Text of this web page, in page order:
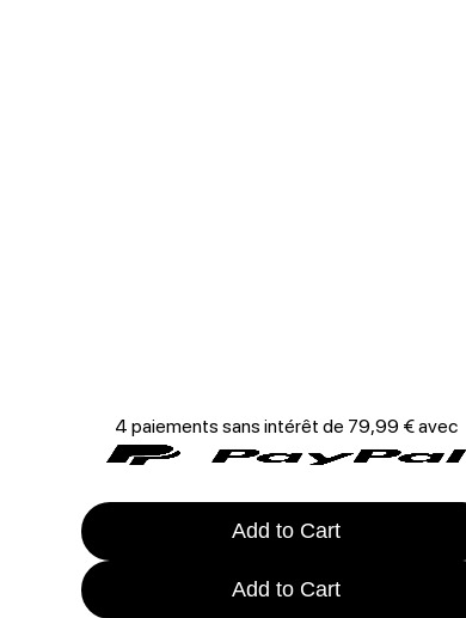
4 paiements sans intérêt de 79,99 € avec
Add to Cart
Add to Cart